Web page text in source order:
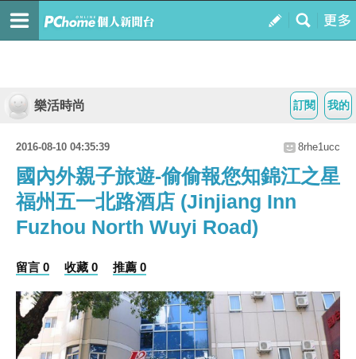
我的
訂閱
樂活時尚
2016-08-10 04:35:39 8rhe1ucc
國內外親子旅遊-偷偷報您知錦江之星
福州五一北路酒店 (Jinjiang Inn
Fuzhou North Wuyi Road)
留言 0 收藏 0 推薦 0